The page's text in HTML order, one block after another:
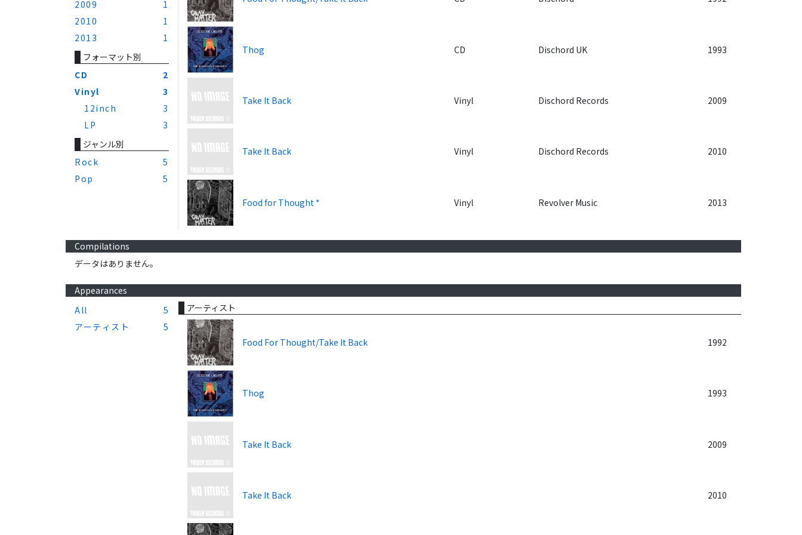
2009
1
2010
1
2013
1
フォーマット別
CD
2
Vinyl
3
12inch
3
LP
3
ジャンル別
Rock
5
Pop
5
Thog CD Dischord UK 1993
Take It Back Vinyl Dischord Records 2009
Take It Back Vinyl Dischord Records 2010
Food for Thought * Vinyl Revolver Music 2013
Compilations
データはありません。
Appearances
All
5
アーティスト
5
アーティスト
Food For Thought/Take It Back 1992
Thog 1993
Take It Back 2009
Take It Back 2010